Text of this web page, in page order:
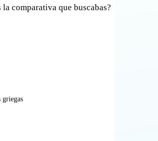
la comparativa que buscabas?
griegas